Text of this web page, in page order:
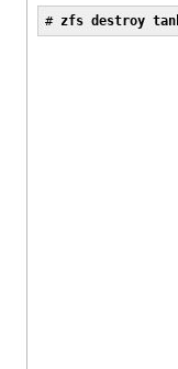
# zfs destroy